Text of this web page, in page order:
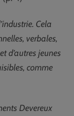
Cela
verbales,
d’autres jeunes
comme
Devereux